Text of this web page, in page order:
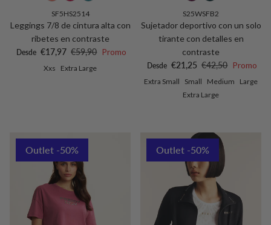
SF5HS2514
Leggings 7/8 de cintura alta con
ribetes en contraste
Precio de venta
Desde €17,97 Precio normal
€59,90 Promo
Xxs Extra Large
S25WSFB2
Sujetador deportivo con un solo
tirante con detalles en
contraste
Precio de venta
Desde €21,25 Precio normal
€42,50 Promo
Extra Small Small Medium
Large
Extra Large
Outlet -50% Outlet -50%